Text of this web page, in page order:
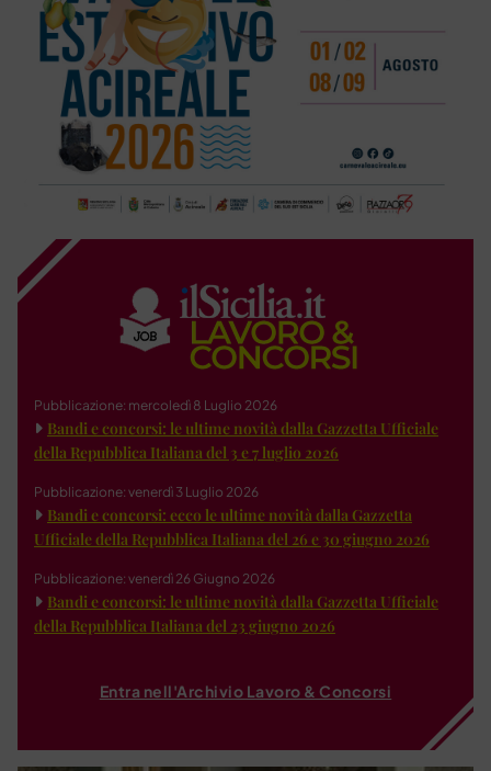
Pubblicazione: mercoledì 8 Luglio 2026
Bandi e concorsi: le ultime novità dalla Gazzetta Ufficiale
della Repubblica Italiana del 3 e 7 luglio 2026
Pubblicazione: venerdì 3 Luglio 2026
Bandi e concorsi: ecco le ultime novità dalla Gazzetta
Ufficiale della Repubblica Italiana del 26 e 30 giugno 2026
Pubblicazione: venerdì 26 Giugno 2026
Bandi e concorsi: le ultime novità dalla Gazzetta Ufficiale
della Repubblica Italiana del 23 giugno 2026
Entra nell'Archivio Lavoro & Concorsi